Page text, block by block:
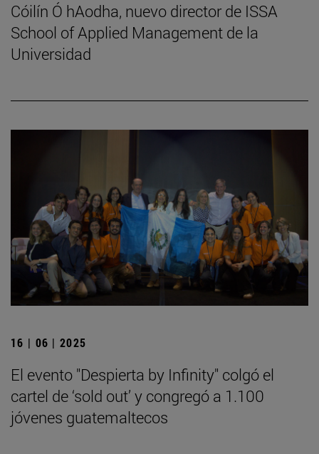
Cóilín Ó hAodha, nuevo director de ISSA
School of Applied Management de la
Universidad
16 | 06 | 2025
El evento "Despierta by Infinity" colgó el
cartel de ‘sold out’ y congregó a 1.100
jóvenes guatemaltecos